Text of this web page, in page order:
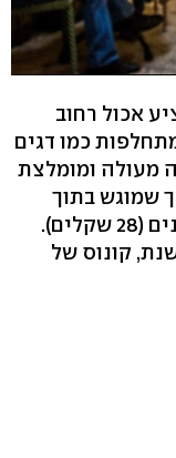
אכול רחוב
כמו דגים
מעולה ומומלצת
שמוגש בתוך
קונוס נייר (33 שקלים) ופלאפל סרטנים (28 שקלים).
קונוס של